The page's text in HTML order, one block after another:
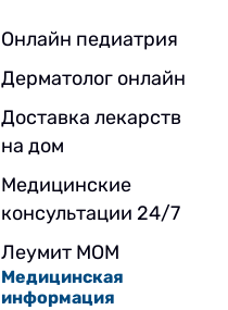
Онлайн педиатрия
Дерматолог онлайн
Доставка лекарств
на дом
Медицинские
консультации 24/7
Леумит МОМ
Медицинская
информация